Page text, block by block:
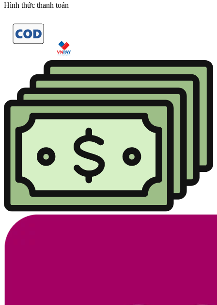
Hình thức thanh toán